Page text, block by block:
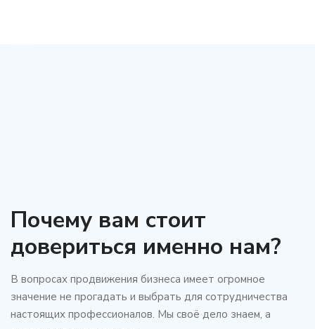
Почему вам стоит
довериться именно нам?
В вопросах продвижения бизнеса имеет огромное
значение не прогадать и выбрать для сотрудничества
настоящих профессионалов. Мы своё дело знаем, а